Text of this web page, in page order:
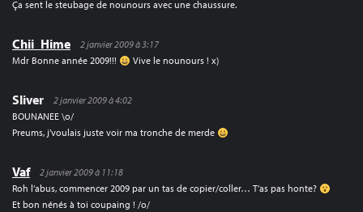
Ça sent le steubage de nounours avec une chaussure.
Chii_Hime
2 janvier 2009 à 3:17
Mdr Bonne année 2009!!!
Vive le nounours ! x)
Sliver
2 janvier 2009 à 4:02
BOUNANEE \o/
Preums, j’voulais juste voir ma tronche de merde
Vaf
2 janvier 2009 à 11:18
Roh l’abus, commencer 2009 par un tas de copier/coller… T’as pas honte?
Et bon nénés à toi coupaing ! /o/